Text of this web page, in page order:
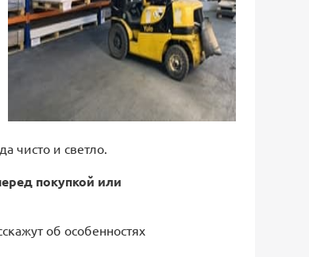
чисто и светло.
покупкой или
об особенностях